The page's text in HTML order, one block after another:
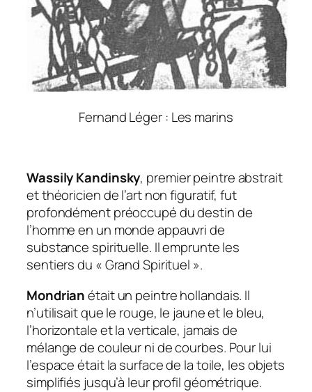
Fernand Léger : Les marins
Wassily Kandinsky, premier peintre abstrait
et théoricien de l’art non figuratif, fut
profondément préoccupé du destin de
l’homme en un monde appauvri de
substance spirituelle. Il emprunte les
sentiers du « Grand Spirituel ».
Mondrianétait un peintre hollandais. Il
n’utilisait que le rouge, le jaune et le bleu,
l’horizontale et la verticale, jamais de
mélange de couleur ni de courbes. Pour lui
l’espace était la surface de la toile, les objets
simplifiés jusqu’à leur profil géométrique.